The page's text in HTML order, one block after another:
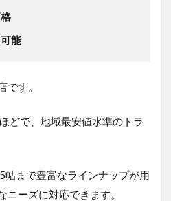
能
す。
どで、地域最安値水準のトラ
帖まで豊富なラインナップが用
ーズに対応できます。